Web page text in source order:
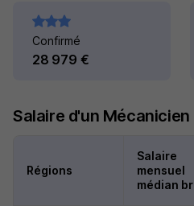
Confirmé
28 979 €
Salaire d'un
Régions
Salaire
mensuel
médian